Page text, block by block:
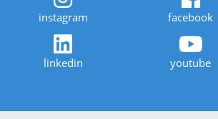
instagram facebook
linkedin youtube